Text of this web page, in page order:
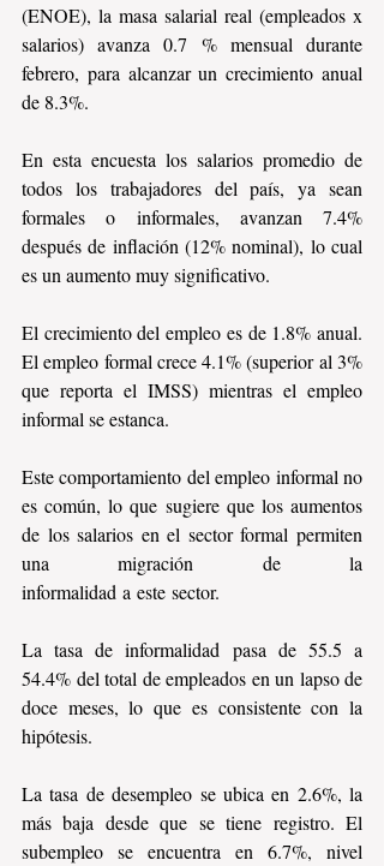
(ENOE), la masa salarial real (empleados x
salarios) avanza 0.7 % mensual durante
febrero, para alcanzar un crecimiento anual
de 8.3%.
En esta encuesta los salarios promedio de
todos los trabajadores del país, ya sean
formales o informales, avanzan 7.4%
después de inflación (12% nominal), lo cual
es un aumento muy significativo.
El crecimiento del empleo es de 1.8% anual.
El empleo formal crece 4.1% (superior al 3%
que reporta el IMSS) mientras el empleo
informal se estanca.
Este comportamiento del empleo informal no
es común, lo que sugiere que los aumentos
de los salarios en el sector formal permiten
una migración de la
informalidad a este sector.
La tasa de informalidad pasa de 55.5 a
54.4% del total de empleados en un lapso de
doce meses, lo que es consistente con la
hipótesis.
La tasa de desempleo se ubica en 2.6%, la
más baja desde que se tiene registro. El
subempleo se encuentra en 6.7%, nivel